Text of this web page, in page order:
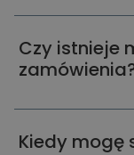
Czy istnieje
Kiedy mogę